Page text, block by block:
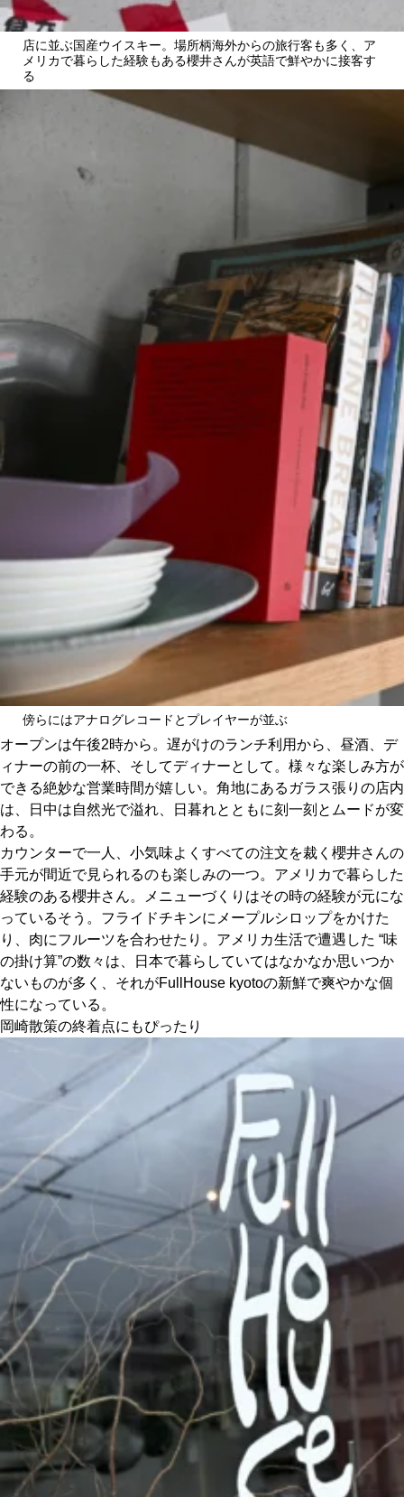
店に並ぶ国産ウイスキー。場所柄海外からの旅行客も多く、ア
メリカで暮らした経験もある櫻井さんが英語で鮮やかに接客す
る
傍らにはアナログレコードとプレイヤーが並ぶ
オープンは午後2時から。遅がけのランチ利用から、昼酒、デ
ィナーの前の一杯、そしてディナーとして。様々な楽しみ方が
できる絶妙な営業時間が嬉しい。角地にあるガラス張りの店内
は、日中は自然光で溢れ、日暮れとともに刻一刻とムードが変
わる。
カウンターで一人、小気味よくすべての注文を裁く櫻井さんの
手元が間近で見られるのも楽しみの一つ。アメリカで暮らした
経験のある櫻井さん。メニューづくりはその時の経験が元にな
っているそう。フライドチキンにメープルシロップをかけた
り、肉にフルーツを合わせたり。アメリカ生活で遭遇した “味
の掛け算”の数々は、日本で暮らしていてはなかなか思いつか
ないものが多く、それがFullHouse kyotoの新鮮で爽やかな個
性になっている。
岡崎散策の終着点にもぴったり